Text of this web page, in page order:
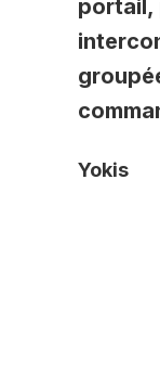
portail,
Yokis